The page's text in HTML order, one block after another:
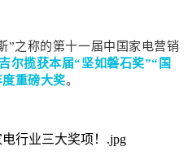
”之称的第十一届中国家电营销
尔揽获本届“坚如磐石奖”“国
重磅大奖。